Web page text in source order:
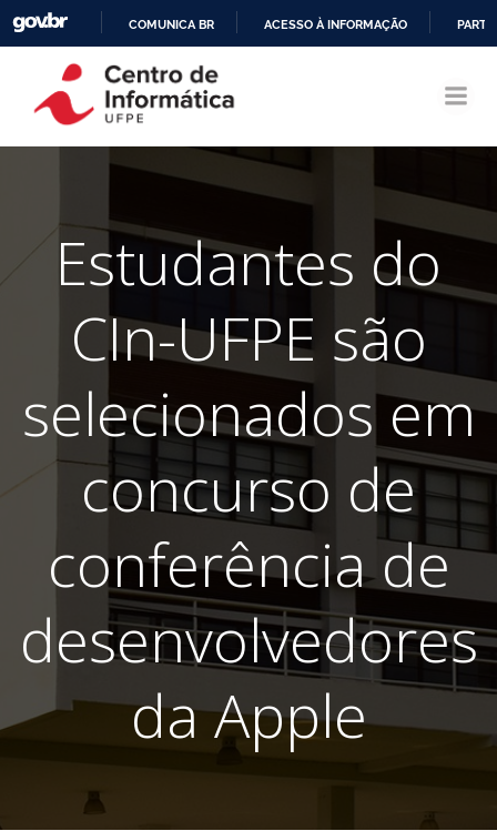
CONTEÚDO
COMUNICA BR ACESSO À INFORMAÇÃO
Estudantes do
CIn-UFPE são
selecionados em
concurso de
conferência de
desenvolvedores
da Apple